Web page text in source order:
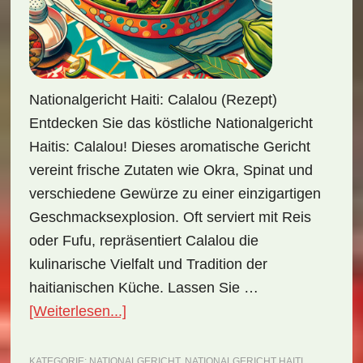
Nationalgericht Haiti: Calalou (Rezept)
Entdecken Sie das köstliche Nationalgericht
Haitis: Calalou! Dieses aromatische Gericht
vereint frische Zutaten wie Okra, Spinat und
verschiedene Gewürze zu einer einzigartigen
Geschmacksexplosion. Oft serviert mit Reis
oder Fufu, repräsentiert Calalou die
kulinarische Vielfalt und Tradition der
haitianischen Küche. Lassen Sie …
[Weiterlesen...]ÜberNationalgericht
Calalou